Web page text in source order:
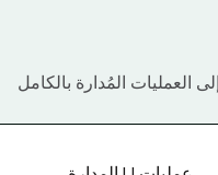
العمليات المُدارة بالكامل